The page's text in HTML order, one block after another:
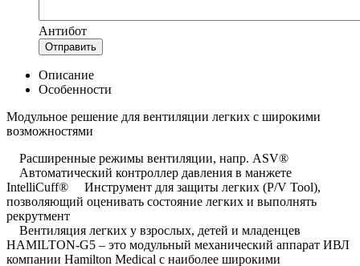
Антибот
Отправить
Описание
Особенности
Модульное решение для вентиляции легких с широкими
возможностями
Расширенные режимы вентиляции, напр. ASV®
Автоматический контроллер давления в манжете
IntelliCuff® Инструмент для защиты легких (P/V Tool),
позволяющий оценивать состояние легких и выполнять
рекрутмент
Вентиляция легких у взрослых, детей и младенцев
HAMILTON-G5 – это модульный механический аппарат ИВЛ
компании Hamilton Medical с наиболее широкими